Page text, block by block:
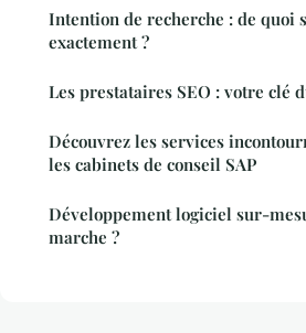
Intention de recherche : de quoi
exactement ?
Les prestataires SEO : votre clé
Découvrez les services
les cabinets de conseil SAP
Développement logiciel sur-
marche ?